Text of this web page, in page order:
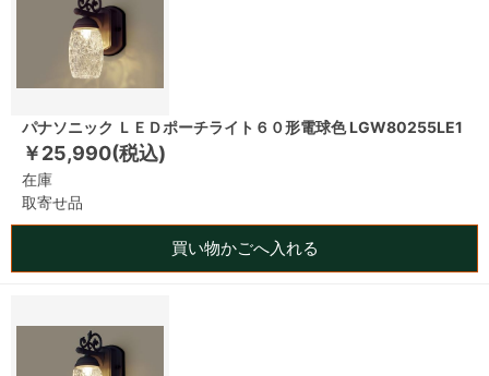
パナソニック ＬＥＤポーチライト６０形電球色 LGW80255LE1
￥25,990(税込)
在庫
取寄せ品
買い物かごへ入れる